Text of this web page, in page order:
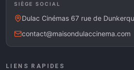
SIÈGE SOCIAL
Dulac Cinémas 67 rue de
contact@maisondulaccinema.com
LIENS RAPIDES